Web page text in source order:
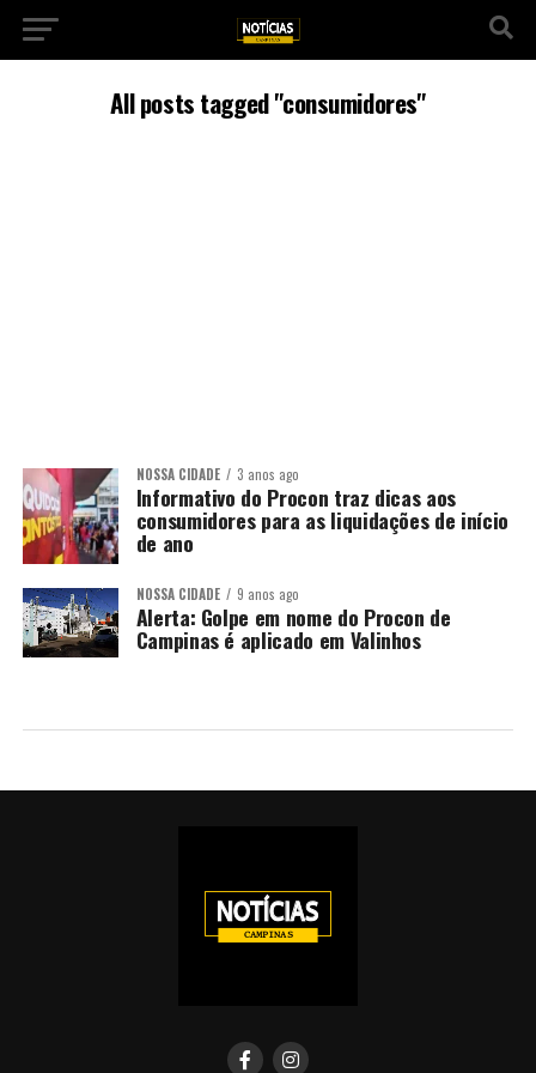
All posts tagged "consumidores"
NOSSA CIDADE 3 anos ago
Informativo do Procon traz dicas aos
consumidores para as liquidações de início
de ano
NOSSA CIDADE 9 anos ago
Alerta: Golpe em nome do Procon de
Campinas é aplicado em Valinhos